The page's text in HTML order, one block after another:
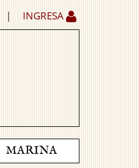
| INGRESA
MARINA